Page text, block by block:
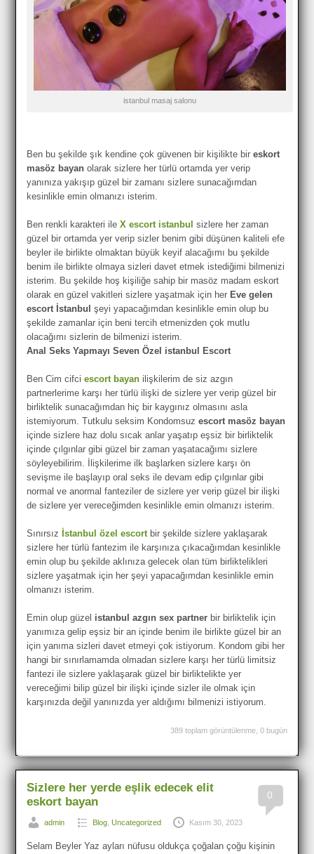
istanbul masaj salonu
Ben bu şekilde şık kendine çok güvenen bir kişilikte bireskort
masöz bayan olarak sizlere her türlü ortamda yer verip
yanınıza yakışıp güzel bir zamanı sizlere sunacağımdan
kesinlikle emin olmanızı isterim.
Ben renkli karakteri ileX escort istanbul sizlere her zaman
güzel bir ortamda yer verip sizler benim gibi düşünen kaliteli efe
beyler ile birlikte olmaktan büyük keyif alacağımı bu şekilde
benim ile birlikte olmaya sizleri davet etmek istediğimi bilmenizi
isterim. Bu şekilde hoş kişiliğe sahip bir masöz madam eskort
olarak en güzel vakitleri sizlere yaşatmak için her Eve gelen
escort İstanbul şeyi yapacağımdan kesinlikle emin olup bu
şekilde zamanlar için beni tercih etmenizden çok mutlu
olacağımı sizlerin de bilmenizi isterim.
Anal Seks Yapmayı Seven Özel istanbul Escort
Ben Cim cifciescort bayan ilişkilerim de siz azgın
partnerlerime karşı her türlü ilişki de sizlere yer verip güzel bir
birliktelik sunacağımdan hiç bir kaygınız olmasını asla
istemiyorum. Tutkulu seksim Kondomsuzescort masöz bayan
içinde sizlere haz dolu sıcak anlar yaşatıp eşsiz bir birliktelik
içinde çılgınlar gibi güzel bir zaman yaşatacağımı sizlere
söyleyebilirim. İlişkilerime ilk başlarken sizlere karşı ön
sevişme ile başlayıp oral seks ile devam edip çılgınlar gibi
normal ve anormal fanteziler de sizlere yer verip güzel bir ilişki
de sizlere yer vereceğimden kesinlikle emin olmanızı isterim.
Sınırsız İstanbul özel escort bir şekilde sizlere yaklaşarak
sizlere her türlü fantezim ile karşınıza çıkacağımdan kesinlikle
emin olup bu şekilde aklınıza gelecek olan tüm birliktelikleri
sizlere yaşatmak için her şeyi yapacağımdan kesinlikle emin
olmanızı isterim.
Emin olup güzel istanbul azgın sex partner bir birliktelik için
yanımıza gelip eşsiz bir an içinde benim ile birlikte güzel bir an
için yanıma sizleri davet etmeyi çok istiyorum. Kondom gibi her
hangi bir sınırlamamda olmadan sizlere karşı her türlü limitsiz
fantezi ile sizlere yaklaşarak güzel bir birliktelikte yer
vereceğimi bilip güzel bir ilişki içinde sizler ile olmak için
karşınızda değil yanınızda yer aldığımı bilmenizi istiyorum.
389 toplam görüntülenme, 0 bugün
0
Sizlere her yerde eşlik edecek elit
eskort bayan
admin Blog,Uncategorized Kasım 30, 2023
Selam Beyler Yaz ayları nüfusu oldukça çoğalan çoğu kişinin